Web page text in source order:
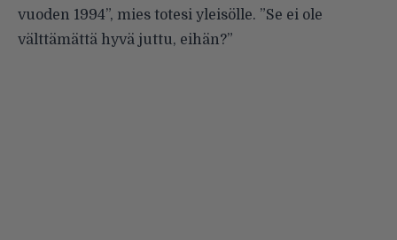
vuoden 1994”, mies totesi yleisölle. ”Se ei ole
välttämättä hyvä juttu, eihän?”